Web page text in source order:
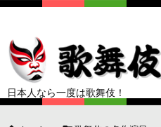
日本人なら一度は歌舞伎！